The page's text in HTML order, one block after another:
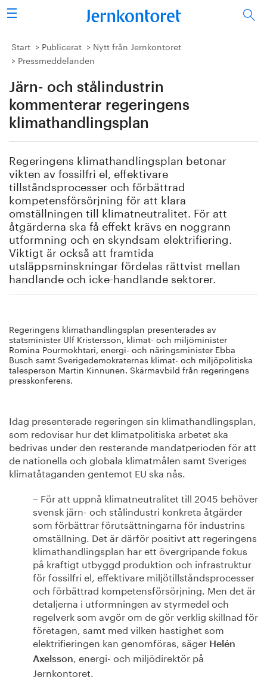
Sök
Stålindustrin
Forskning/utbildning
Vi tycker
Publicerat
Bildbank
Om oss
Start Publicerat
Nytt från Jernkontoret
Pressmeddelanden
Järn- och stålindustrin
kommenterar regeringens
klimathandlingsplan
Regeringens klimathandlingsplan betonar
vikten av fossilfri el, effektivare
tillståndsprocesser och förbättrad
kompetensförsörjning för att klara
omställningen till klimatneutralitet. För att
åtgärderna ska få effekt krävs en noggrann
utformning och en skyndsam elektrifiering.
Viktigt är också att framtida
utsläppsminskningar fördelas rättvist mellan
handlande och icke-handlande sektorer.
Regeringens klimathandlingsplan presenterades av
statsminister Ulf Kristersson, klimat- och miljöminister
Romina Pourmokhtari, energi- och näringsminister Ebba
Busch samt Sverigedemokraternas klimat- och miljöpolitiska
talesperson Martin Kinnunen. Skärmavbild från regeringens
presskonferens.
Idag presenterade regeringen sin klimathandlingsplan,
som redovisar hur det klimatpolitiska arbetet ska
bedrivas under den resterande mandatperioden för att
de nationella och globala klimatmålen samt Sveriges
klimatåtaganden gentemot EU ska nås.
– För att uppnå klimatneutralitet till 2045 behöver
svensk järn- och stålindustri konkreta åtgärder
som förbättrar förutsättningarna för industrins
omställning. Det är därför positivt att regeringens
klimathandlingsplan har ett övergripande fokus
på kraftigt utbyggd produktion och infrastruktur
för fossilfri el, effektivare miljötillståndsprocesser
och förbättrad kompetensförsörjning. Men det är
detaljerna i utformningen av styrmedel och
regelverk som avgör om de gör verklig skillnad för
företagen, samt med vilken hastighet som
elektrifieringen kan genomföras, säger Helén
Axelsson, energi- och miljödirektör på
Jernkontoret.